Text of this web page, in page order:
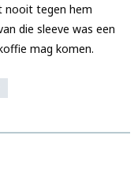
nooit tegen hem
die sleeve was een
mag komen.